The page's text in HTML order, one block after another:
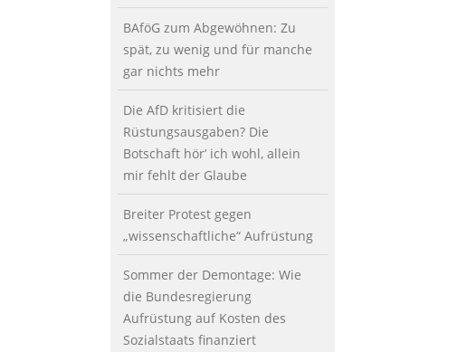
BAföG zum Abgewöhnen: Zu
spät, zu wenig und für manche
gar nichts mehr
Die AfD kritisiert die
Rüstungsausgaben? Die
Botschaft hör’ ich wohl, allein
mir fehlt der Glaube
Breiter Protest gegen
„wissenschaftliche“ Aufrüstung
Sommer der Demontage: Wie
die Bundesregierung
Aufrüstung auf Kosten des
Sozialstaats finanziert